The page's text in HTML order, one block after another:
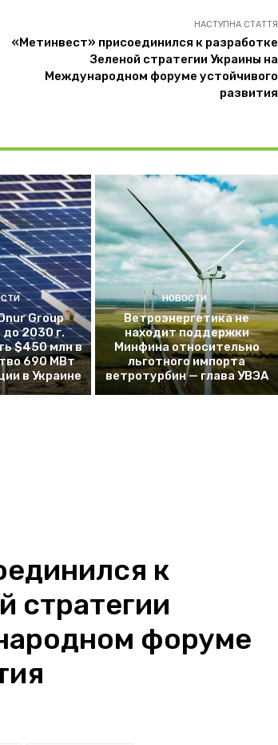
НАСТУПНА СТАТТЯ
«Метинвест» присоединился к разработке
Зеленой стратегии Украины на
Международном форуме устойчивого
развития
Group
2030 г.
$450 млн в
690 МВт
в Украине
НОВОСТИ
Ветроэнергетика не
находит поддержки
Минфина относительно
льготного импорта
ветротурбин — глава УВЭА